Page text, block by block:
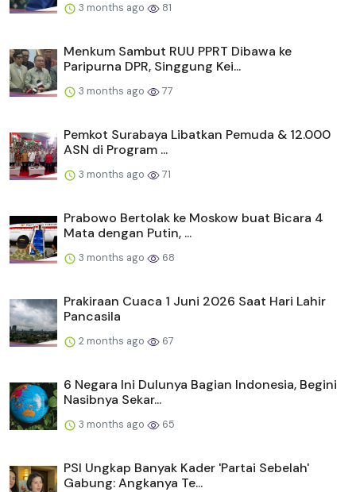
3 months ago 81
Menkum Sambut RUU PPRT Dibawa ke
Paripurna DPR, Singgung Kei...
3 months ago 77
Pemkot Surabaya Libatkan Pemuda & 12.000
ASN di Program ...
3 months ago 71
Prabowo Bertolak ke Moskow buat Bicara 4
Mata dengan Putin, ...
3 months ago 68
Prakiraan Cuaca 1 Juni 2026 Saat Hari Lahir
Pancasila
2 months ago 67
6 Negara Ini Dulunya Bagian Indonesia, Begini
Nasibnya Sekar...
3 months ago 65
PSI Ungkap Banyak Kader 'Partai Sebelah'
Gabung: Angkanya Te...